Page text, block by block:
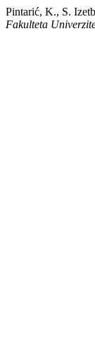
Pintarić, K., S.
Fakulteta